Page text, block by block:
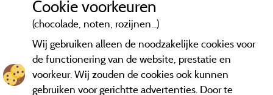
2 km © OpenStreetMap contributors
Neem contact op met de camping
Cookie voorkeuren
(chocolade, noten, rozijnen...)
Wij gebruiken alleen de noodzakelijke cookies voor
de functionering van de website, prestatie en
voorkeur. Wij zouden de cookies ook kunnen
gebruiken voor gerichtte advertenties. Door te